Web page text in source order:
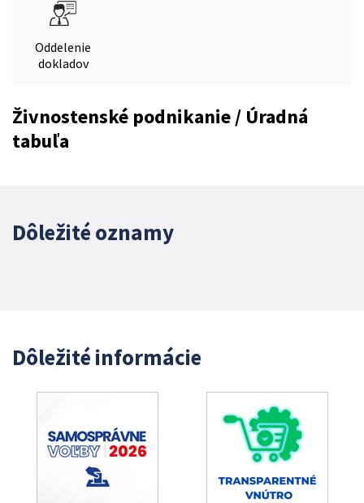
Oddelenie
dokladov
Živnostenské podnikanie / Úradná
tabuľa
Dôležité oznamy
Dôležité informácie